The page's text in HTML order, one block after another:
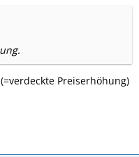
Preiserhöhung)